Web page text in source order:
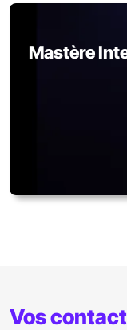
Mastère
Vos